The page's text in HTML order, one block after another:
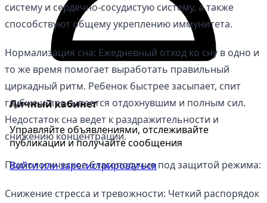
Личный кабинет
Управляйте объявлениями, отслеживайте
публикации и получайте сообщения
Войти или зарегистрироваться
систему и сердечно-сосудистую систему, а также
способствуют общему укреплению иммунитета.
Нормализация сна: Ежедневный отход ко сну в одно и
то же время помогает выработать правильный
циркадный ритм. Ребенок быстрее засыпает, спит
глубже и просыпается отдохнувшим и полным сил.
Недостаток сна ведет к раздражительности и
снижению концентрации.
Психологическое благополучие под защитой режима:
Снижение стресса и тревожности: Четкий распорядок